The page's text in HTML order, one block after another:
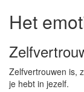
Het
Zelfvertrouwen is,
je hebt in jezelf.